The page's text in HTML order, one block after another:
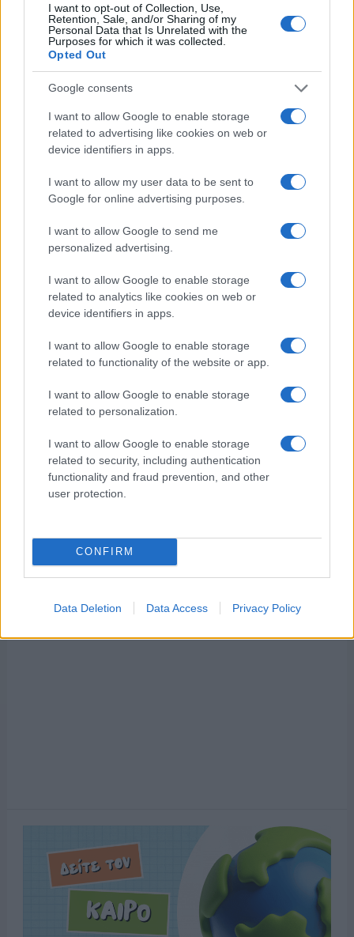
I want to opt-out of Collection, Use,
Retention, Sale, and/or Sharing of my
Personal Data that Is Unrelated with the
Purposes for which it was collected.
Opted Out
Google consents
I want to allow Google to enable storage
related to advertising like cookies on web or
device identifiers in apps.
I want to allow my user data to be sent to
Google for online advertising purposes.
I want to allow Google to send me
personalized advertising.
I want to allow Google to enable storage
related to analytics like cookies on web or
device identifiers in apps.
I want to allow Google to enable storage
related to functionality of the website or app.
I want to allow Google to enable storage
related to personalization.
I want to allow Google to enable storage
related to security, including authentication
functionality and fraud prevention, and other
user protection.
CONFIRM
Data Deletion Data Access Privacy Policy
ΑΧΜΕΣ: Δεύτερες σκέψεις στον ΑΝΤ1...
χάρτης των επιδοτήσεων στην TV, μέσω ΕΚΚΟΜΕΔ
Δώδεκα άδειες για περιφερειακούς σταθμούς στην Αττική
συνδέονται οι μεταγραφές δημοσιογράφων και τα αθλητικά
δικαιώματα
Ο φιλικός αγώνας Άρης – Πανσερραϊκός, η σέντρα σε
Eredivisie, 2.Bundesliga και το Calcio Italiano-only in Perth με
Ίντερ, Μίλαν, Γιουβέντους στο «γήπεδο» του Novasports!
Οι αγώνες του ΠΑΟΚ στον 3ο προκριματικό γύρο του
Europa League είναι στο OPEN
Ρεκόρ τηλεθέασης σε Eurovision και Mundial το 2026